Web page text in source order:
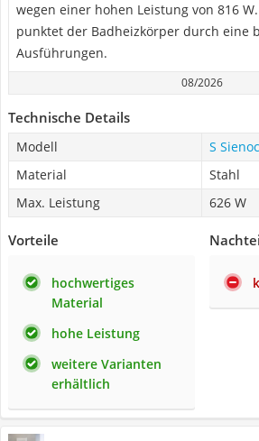
wegen einer hohen Leistung von 816
punktet der Badheizkörper durch eine
Ausführungen.
08/2026
Technische Details
Modell
S
Material
Stahl
Max. Leistung
626 W
Vorteile
hochwertiges
Material
hohe Leistung
weitere Varianten
erhältlich